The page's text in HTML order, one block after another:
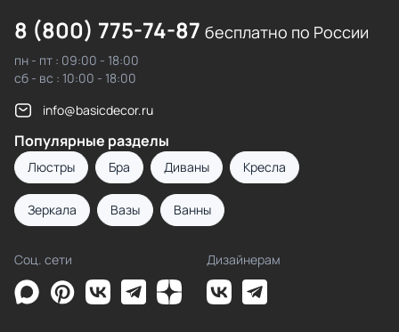
8 (800) 775-74-87 бесплатно по России
пн - пт : 09:00 - 18:00
сб - вс : 10:00 - 18:00
info@basicdecor.ru
Популярные разделы
Люстры Бра Диваны Кресла
Зеркала Вазы Ванны
Соц. сети Дизайнерам